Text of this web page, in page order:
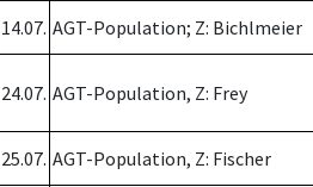
14.07. AGT-Population; Z: Bichlmeier
24.07. AGT-Population, Z: Frey
25.07. AGT-Population, Z: Fischer